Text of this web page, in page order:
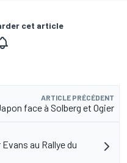
cet article
ARTICLE PRÉCÉDENT
face à Solberg et Ogier
au Rallye du